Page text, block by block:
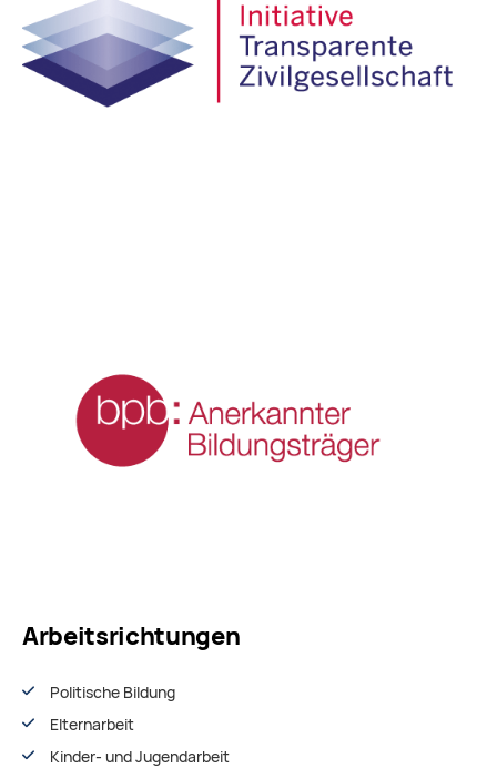
Arbeitsrichtungen
Politische Bildung
Elternarbeit
Kinder- und Jugendarbeit